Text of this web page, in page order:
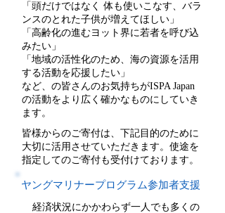
「頭だけではなく 体も使いこなす、バラ
ンスのとれた子供が増えてほしい」
「高齢化の進むヨット界に若者を呼び込
みたい」
「地域の活性化のため、海の資源を活用
する活動を応援したい」
など、の皆さんのお気持ちがISPA Japan
の活動をより広く確かなものにしていき
ます。
皆様からのご寄付は、下記目的のために
大切に活用させていただきます。使途を
指定してのご寄付も受付けております。
ヤングマリナープログラム参加者支援
経済状況にかかわらず一人でも多くの